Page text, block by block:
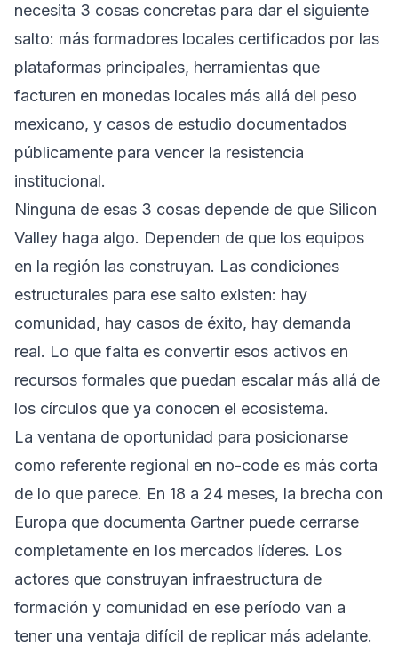
necesita 3 cosas concretas para dar el siguiente
salto: más formadores locales certificados por las
plataformas principales, herramientas que
facturen en monedas locales más allá del peso
mexicano, y casos de estudio documentados
públicamente para vencer la resistencia
institucional.
Ninguna de esas 3 cosas depende de que Silicon
Valley haga algo. Dependen de que los equipos
en la región las construyan. Las condiciones
estructurales para ese salto existen: hay
comunidad, hay casos de éxito, hay demanda
real. Lo que falta es convertir esos activos en
recursos formales que puedan escalar más allá de
los círculos que ya conocen el ecosistema.
La ventana de oportunidad para posicionarse
como referente regional en no-code es más corta
de lo que parece. En 18 a 24 meses, la brecha con
Europa que documenta Gartner puede cerrarse
completamente en los mercados líderes. Los
actores que construyan infraestructura de
formación y comunidad en ese período van a
tener una ventaja difícil de replicar más adelante.